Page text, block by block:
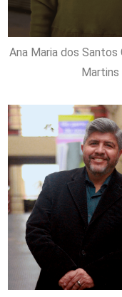
Ana Maria dos Santos
Martins